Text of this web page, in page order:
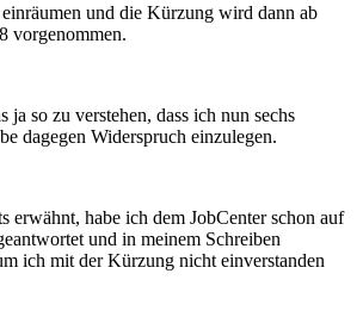
und die Kürzung wird dann ab
vorgenommen.
ja so zu verstehen, dass ich nun sechs
dagegen Widerspruch einzulegen.
erwähnt, habe ich dem JobCenter schon auf
und in meinem Schreiben
ich mit der Kürzung nicht einverstanden